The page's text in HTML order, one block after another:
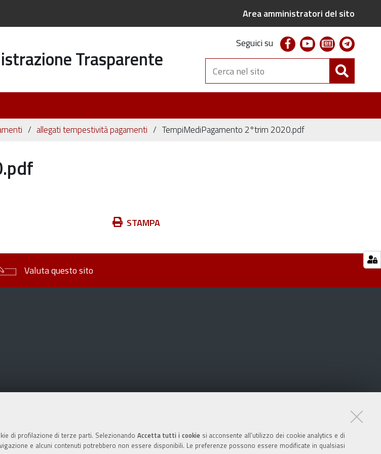
di profilazione di terze parti. Selezionando Accetta tutti i cookiesi acconsente all’utilizzo dei cookie analytics e di
e alcuni contenuti potrebbero non essere disponibili. Le preferenze possono essere modificate in qualsiasi
Area amministratori del sito
Trasparente
Seguici su facebookyoutubenewsletter
Cerca
nel
sito
allegati tempestività pagamenti TempiMediPagamento 2°trim 2020.pdf
Azioni STAMPA
Valuta questo sito